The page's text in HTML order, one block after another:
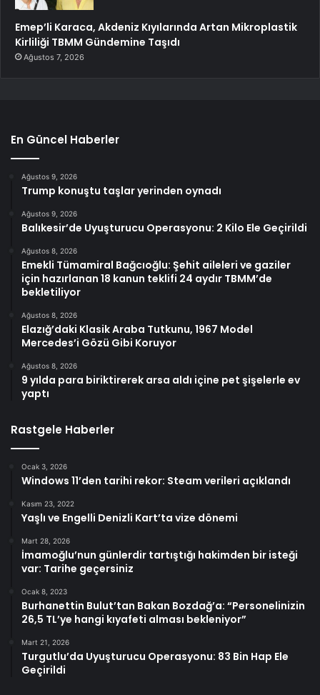
Emep’li Karaca, Akdeniz Kıyılarında Artan Mikroplastik
Kirliliği TBMM Gündemine Taşıdı
Ağustos 7, 2026
En Güncel Haberler
Ağustos 9, 2026
Trump konuştu taşlar yerinden oynadı
Ağustos 9, 2026
Balıkesir’de Uyuşturucu Operasyonu: 2 Kilo Ele Geçirildi
Ağustos 8, 2026
Emekli Tümamiral Bağcıoğlu: Şehit aileleri ve gaziler
için hazırlanan 18 kanun teklifi 24 aydır TBMM’de
bekletiliyor
Ağustos 8, 2026
Elazığ’daki Klasik Araba Tutkunu, 1967 Model
Mercedes’i Gözü Gibi Koruyor
Ağustos 8, 2026
9 yılda para biriktirerek arsa aldı içine pet şişelerle ev
yaptı
Rastgele Haberler
Ocak 3, 2026
Windows 11’den tarihi rekor: Steam verileri açıklandı
Kasım 23, 2022
Yaşlı ve Engelli Denizli Kart’ta vize dönemi
Mart 28, 2026
İmamoğlu’nun günlerdir tartıştığı hakimden bir isteği
var: Tarihe geçersiniz
Ocak 8, 2023
Burhanettin Bulut’tan Bakan Bozdağ’a: “Personelinizin
26,5 TL’ye hangi kıyafeti alması bekleniyor”
Mart 21, 2026
Turgutlu’da Uyuşturucu Operasyonu: 83 Bin Hap Ele
Geçirildi